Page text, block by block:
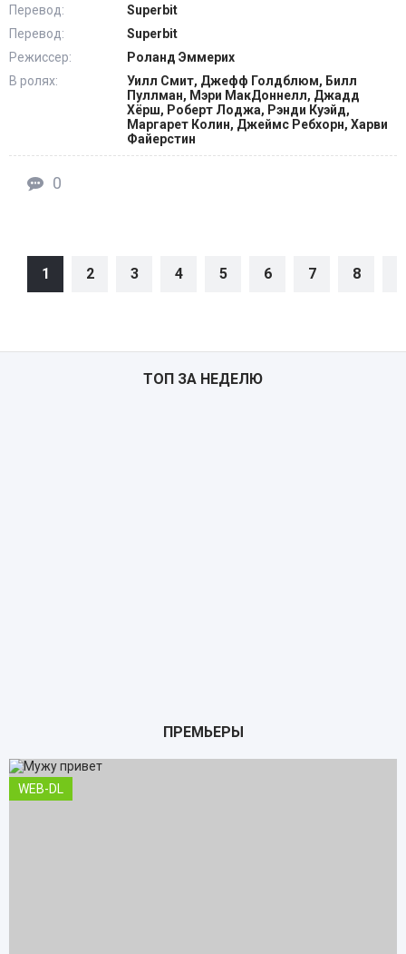
Перевод:
Superbit
Перевод:
Superbit
Режиссер:
Роланд Эммерих
В ролях:
Уилл Смит, Джефф Голдблюм, Билл
Пуллман, Мэри МакДоннелл, Джадд
Хёрш, Роберт Лоджа, Рэнди Куэйд,
Маргарет Колин, Джеймс Ребхорн, Харви
Файерстин
0
1 2 3 4 5 6 7 8
ТОП ЗА НЕДЕЛЮ
ПРЕМЬЕРЫ
WEB-DL